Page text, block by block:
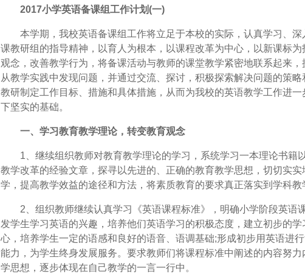
2017小学英语备课组工作计划(一)
本学期，我校英语备课组工作将立足于本校的实际，认真学习、深
课教研组的指导精神，以育人为根本，以课程改革为中心，以新课标为
观念，改善教学行为，将备课活动与教师的课堂教学紧密地联系起来，
从教学实践中发现问题，并通过交流、探讨，积极探索解决问题的策略
教研制定工作目标、措施和具体措施，从而为我校的英语教学工作进
下坚实的基础。
一、学习教育教学理论，转变教育观念
1、继续组织教师对教育教学理论的学习，系统学习一本理论书籍
教学改革的经验文章，探寻以先进的、正确的教育教学思想，切切实实
学，提高教学效益的途径和方法，将素质教育的要求真正落实到学科教
2、组织教师继续认真学习《英语课程标准》，明确小学阶段英语
发学生学习英语的兴趣，培养他们英语学习的积极态度，建立初步的学
心，培养学生一定的语感和良好的语音、语调基础;形成初步用英语进
能力，为学生终身发展服务。要求教师们将课程标准中阐述的内容努力
学思想，逐步体现在自己教学的一言一行中。